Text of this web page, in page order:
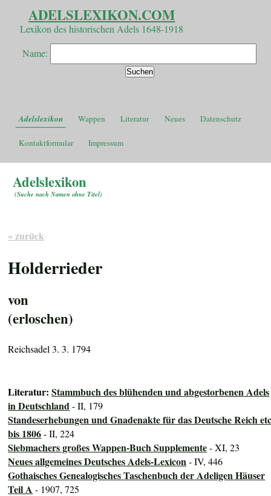
ADELSLEXIKON.COM
Lexikon des historischen Adels 1648-1918
Name:
Adelslexikon Wappen Literatur Neues Datenschutz
Kontaktformular Impressum
Adelslexikon
(Suche nach Namen ohne Titel)
« zurück
Holderrieder
von
(erloschen)
Reichsadel 3. 3. 1794
Literatur:Stammbuch des blühenden und abgestorbenen Adels
in Deutschland- II, 179
Standeserhebungen und Gnadenakte für das Deutsche Reich
bis 1806- II, 224
Siebmachers großes Wappen-Buch Supplemente- XI, 23
Neues allgemeines Deutsches Adels-Lexicon- IV, 446
Gothaisches Genealogisches Taschenbuch der Adeligen Häuser
Teil A - 1907, 725